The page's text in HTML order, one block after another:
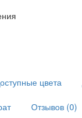
цвета
Отзывов (0)